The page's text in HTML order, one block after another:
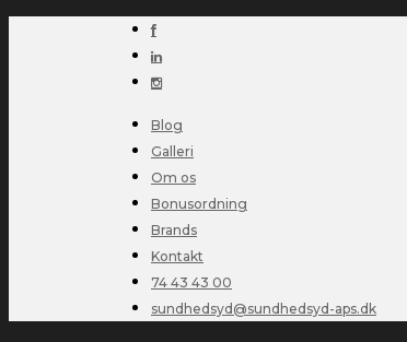
Blog
Galleri
Om os
Bonusordning
Brands
Kontakt
74 43 43 00
sundhedsyd@sundhedsyd-aps.dk